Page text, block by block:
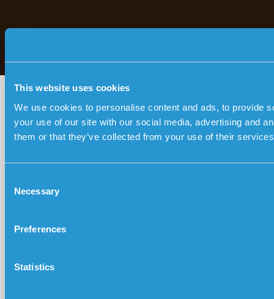
This website uses cookies
We use cookies to personalise content and ads, to provide
your use of our site with our social media, advertising and
them or that they’ve collected from your use of their
Necessary
Preferences
Statistics